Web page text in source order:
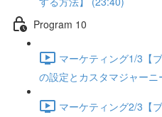
Program 10
マーケティング1/3【
の設定とカスタマジャー
マーケティング2/3【